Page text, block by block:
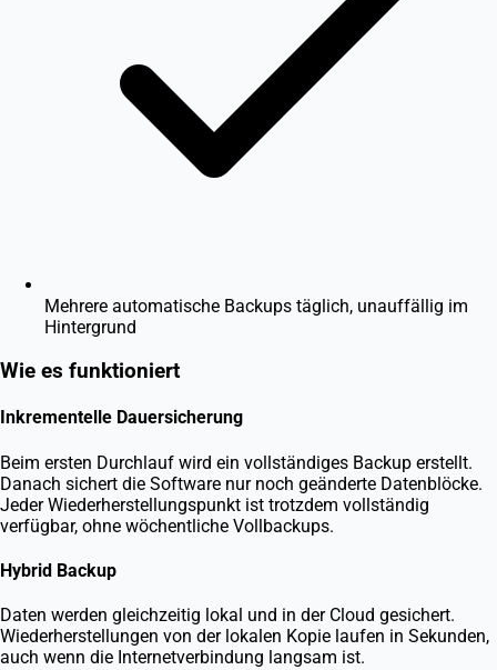
Mehrere automatische Backups täglich, unauffällig im
Hintergrund
Wie es funktioniert
Inkrementelle Dauersicherung
Beim ersten Durchlauf wird ein vollständiges Backup erstellt.
Danach sichert die Software nur noch geänderte Datenblöcke.
Jeder Wiederherstellungspunkt ist trotzdem vollständig
verfügbar, ohne wöchentliche Vollbackups.
Hybrid Backup
Daten werden gleichzeitig lokal und in der Cloud gesichert.
Wiederherstellungen von der lokalen Kopie laufen in Sekunden,
auch wenn die Internetverbindung langsam ist.